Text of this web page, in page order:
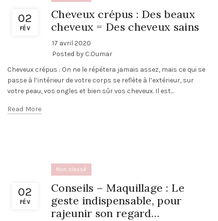
02
FÉV
Cheveux crépus : Des beaux
cheveux = Des cheveux sains
17 avril 2020
Posted by C.Oumar
Cheveux crépus : On ne le répétera jamais assez, mais ce qui se
passe à l’intérieur de votre corps se reflète à l’extérieur, sur
votre peau, vos ongles et bien sûr vos cheveux. Il est...
Read More
02
FÉV
Non classé
Conseils – Maquillage : Le
geste indispensable, pour
rajeunir son regard…